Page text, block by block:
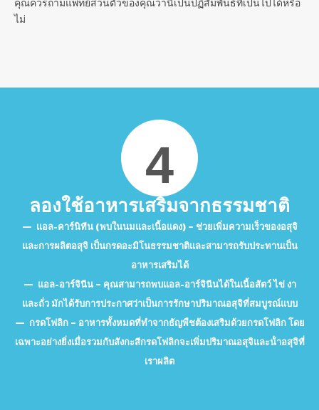
คุณควรถามแพทย์ส่วนตัวของคุณว่านี่เป็นปฏิสัมพันธ์ที่เป็นไปได้หรือ
ไม่
4
ลองใช้อาหารเสริมจากธรรมชาติ
แอล-คาร์นิทีน (พบในนมและเนื้อแดง) – ช่วยเพิ่มความเร็วของอสุจิ
และการผลิตอสุจิ เป็นกรดอะมิโนธรรมชาติและสามารถรับประทานเป็น
อาหารเสริมได้
แอล-อาร์จินีน – คุณสามารถพบแอล-อาร์จินีนได้ในเนื้อสัตว์ ไข่ งา
และถั่ว มักได้รับการประกาศว่าเป็นการรักษาปริมาณอสุจิที่สมบูรณ์แบบ
กรดโฟลิก – อาหารทั้งหมดที่ทําจากธัญพืชต้องเสริมด้วยกรดโฟลิก โดย
เฉพาะอย่างยิ่งเมื่อรวมกับสังกะสีกรดโฟลิกจะเพิ่มปริมาณอสุจิและน้ําอสุจิที่
เราผลิต